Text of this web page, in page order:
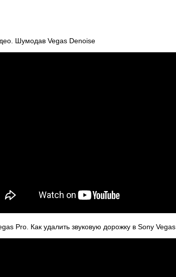
Шумодав Vegas Denoise
Pro. Как удалить звуковую дорожку в Sony Vegas